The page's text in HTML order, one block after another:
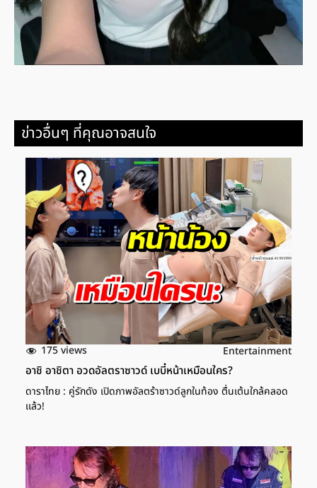
ข่าวอื่นๆ ที่คุณอาจสนใจ
175 views Entertainment
อาชิ อาชิตา อวดอัลตราซาวด์ เบบี๋หน้าเหมือนใคร?
ดาราไทย : คู่รักดัง เปิดภาพอัลตร้าซาวด์ลูกในท้อง ตื่นเต้นใกล้คลอด
เเล้ว!